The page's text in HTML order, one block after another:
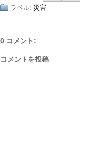
ラベル: 災害
0 コメント:
コメントを投稿